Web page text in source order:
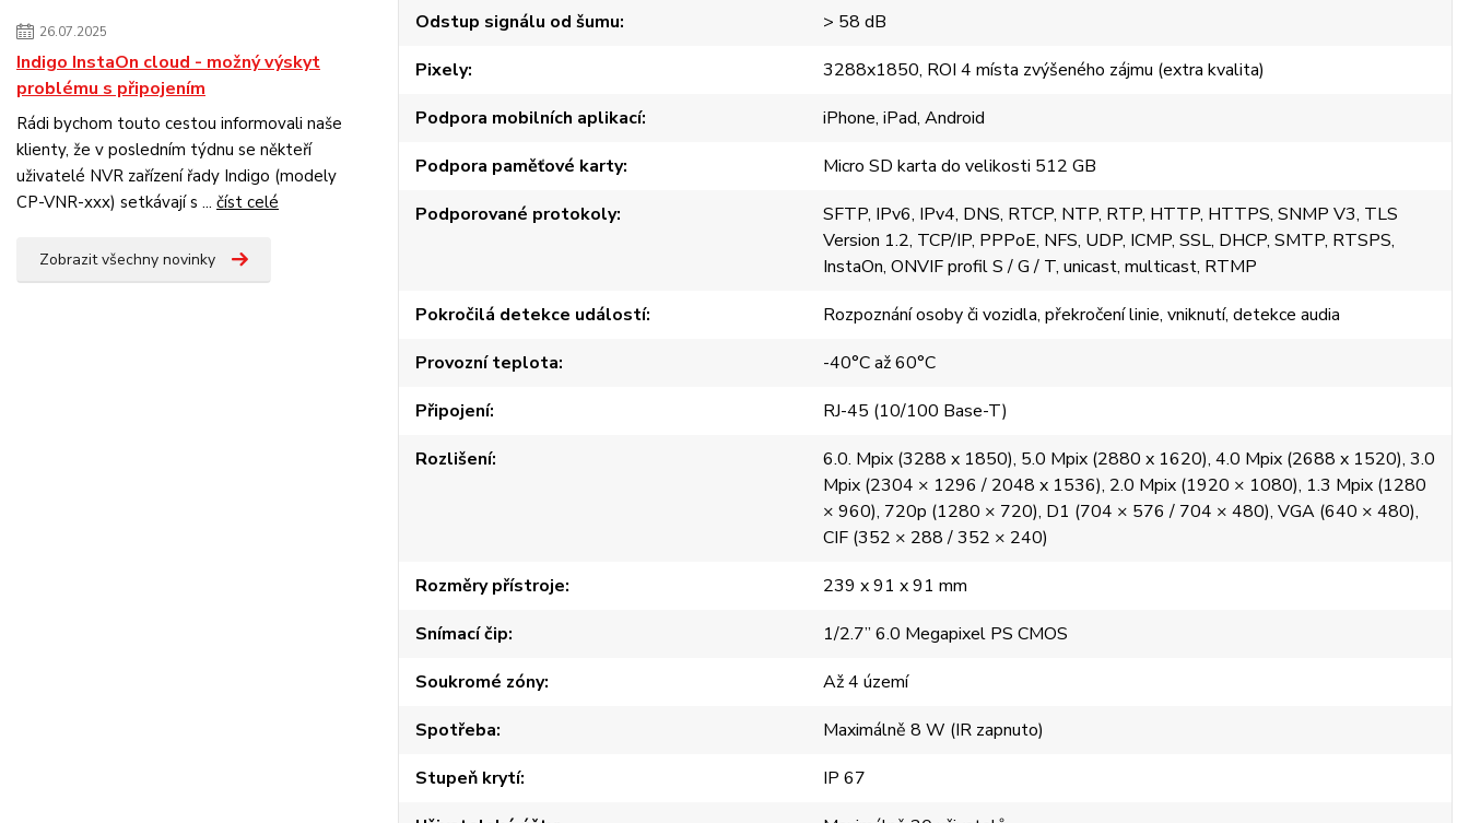
26.07.2025
Indigo InstaOn cloud - možný výskyt
problému s připojením
Rádi bychom touto cestou informovali naše
klienty, že v posledním týdnu se někteří
uživatelé NVR zařízení řady Indigo (modely
CP-VNR-xxx) setkávají s ... číst celé
Zobrazit všechny novinky
Odstup signálu od šumu
> 58 dB
Pixely
3288x1850, ROI 4 místa zvýšeného zájmu (extra kvalita)
Podpora mobilních aplikací
iPhone, iPad, Android
Podpora paměťové karty
Micro SD karta do velikosti 512 GB
Podporované protokoly
SFTP, IPv6, IPv4, DNS, RTCP, NTP, RTP, HTTP, HTTPS, SNMP V3, TLS
Version 1.2, TCP/IP, PPPoE, NFS, UDP, ICMP, SSL, DHCP, SMTP, RTSPS,
InstaOn, ONVIF profil S / G / T, unicast, multicast, RTMP
Pokročilá detekce událostí
Rozpoznání osoby či vozidla, překročení linie, vniknutí, detekce audia
Provozní teplota
-40°C až 60°C
Připojení
RJ-45 (10/100 Base-T)
Rozlišení
6.0. Mpix (3288 x 1850), 5.0 Mpix (2880 x 1620), 4.0 Mpix (2688 x 1520), 3.0
Mpix (2304 × 1296 / 2048 x 1536), 2.0 Mpix (1920 × 1080), 1.3 Mpix (1280
× 960), 720p (1280 × 720), D1 (704 × 576 / 704 × 480), VGA (640 × 480),
CIF (352 × 288 / 352 × 240)
Rozměry přístroje
239 x 91 x 91 mm
Snímací čip
1/2.7” 6.0 Megapixel PS CMOS
Soukromé zóny
Až 4 území
Spotřeba
Maximálně 8 W (IR zapnuto)
Stupeň krytí
IP 67